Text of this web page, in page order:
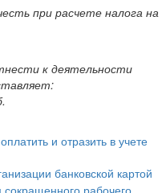
при расчете налога на
к деятельности
и отразить в учете
банковской картой
сокращенного рабочего